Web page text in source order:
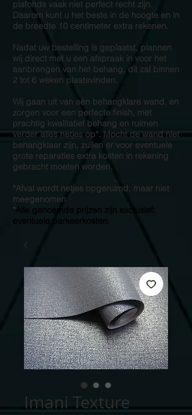
plafonds vaak niet perfect recht zijn.
Daarom kunt u het beste in de hoogte en in
de breedte 10 centimeter extra rekenen.
Nadat uw bestelling is geplaatst, plannen
wij direct met u een afspraak in voor het
aanbrengen van het behang, dit zal binnen
2 tot 6 weken plaatsvinden.
Wij gaan uit van een behangklare wand, en
zorgen voor een perfecte finish, met
prachtig kwalitatief behang en ruimen
verder alles netjes op*. Mocht de wand niet
behangklaar zijn, zullen er voor eventuele
grote reparaties extra kosten in rekening
gebracht moeten worden.
*Afval wordt netjes opgeruimd, maar niet
meegenomen
* Alle genoemde prijzen zijn exclusief:
Imani Texture